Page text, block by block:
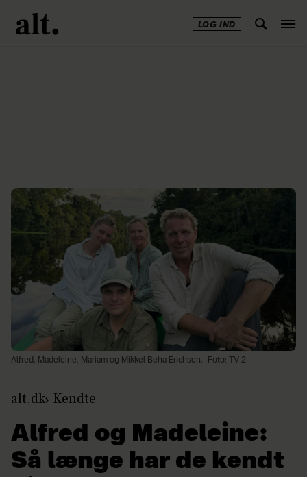
LOG IND
Alfred, Madeleine, Mariam og Mikkel Beha Erichsen. Foto: TV 2
alt.dk Kendte
Alfred og Madeleine:
Så længe har de kendt